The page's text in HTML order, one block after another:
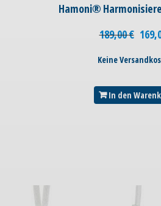
Hamoni®
189,00€
Keine
In den